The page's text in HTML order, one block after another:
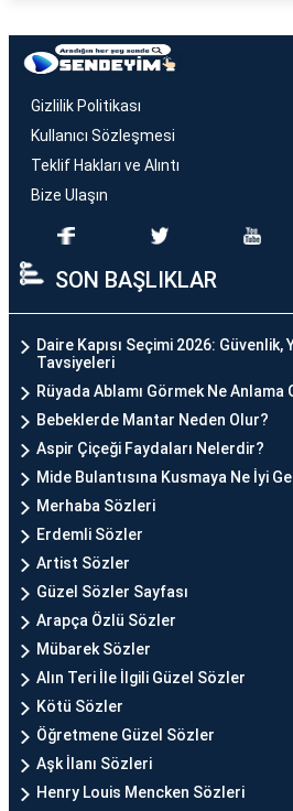
Gizlilik Politikası
Kullanıcı Sözleşmesi
Teklif Hakları ve Alıntı
Bize Ulaşın
SON BAŞLIKLAR
Daire Kapısı Seçimi 2026: Güvenlik,
Tavsiyeleri
Rüyada Ablamı Görmek Ne Anlama
Bebeklerde Mantar Neden Olur?
Aspir Çiçeği Faydaları Nelerdir?
Mide Bulantısına Kusmaya Ne İyi
Merhaba Sözleri
Erdemli Sözler
Artist Sözler
Güzel Sözler Sayfası
Arapça Özlü Sözler
Mübarek Sözler
Alın Teri İle İlgili Güzel Sözler
Kötü Sözler
Öğretmene Güzel Sözler
Aşk İlanı Sözleri
Henry Louis Mencken Sözleri